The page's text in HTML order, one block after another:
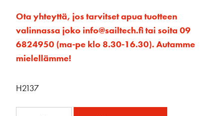
Ota yhteyttä, jos tarvitset apua tuotteen
valinnassa joko info@sailtech.fi tai soita 09
6824950 (ma-pe klo 8.30-16.30). Autamme
mielellämme!
H2137